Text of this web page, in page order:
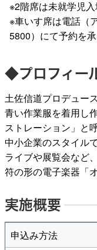
※2階席は未就学児
※車いす席は電話（
5800）にて予約を
◆プロフィー
土佐信道プロデュー
青い作業服を着用し
ストレーション」と
中小企業のスタイル
ライブや展覧会など
符の形の電子楽器「
実施概要
申込み方法